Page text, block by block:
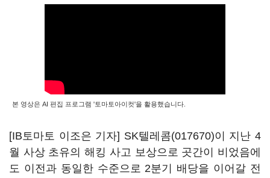
본 영상은 AI 편집 프로그램 '토마토아이컷'을 활용했습니다.
[IB토마토 이조은 기자] SK텔레콤(017670)이 지난4
월 사상 초유의 해킹 사고 보상으로 곳간이 비었음에
도 이전과 동일한 수준으로 2분기 배당을 이어갈 전